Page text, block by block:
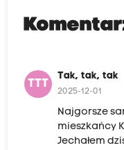
TTT
Tak, tak, tak
2025-12-01
Najgorsze
mieszkańcy
Jechałem